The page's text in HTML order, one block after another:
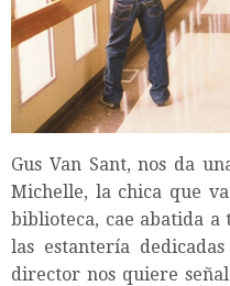
Gus Van Sant, nos da
Michelle, la chica que
biblioteca, cae abatida a
las estantería
director nos quiere